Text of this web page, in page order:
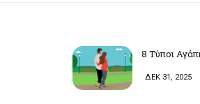
8 Τύποι
ΔΕΚ 31, 2025